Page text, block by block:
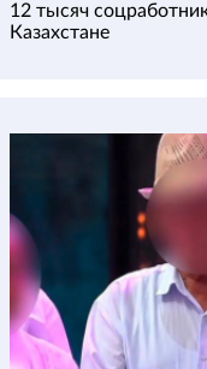
12 тысяч
Казахстане